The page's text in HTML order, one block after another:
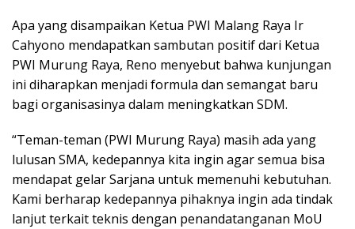
Apa yang disampaikan Ketua PWI Malang Raya Ir
Cahyono mendapatkan sambutan positif dari Ketua
PWI Murung Raya, Reno menyebut bahwa kunjungan
ini diharapkan menjadi formula dan semangat baru
bagi organisasinya dalam meningkatkan SDM.
“Teman-teman (PWI Murung Raya) masih ada yang
lulusan SMA, kedepannya kita ingin agar semua bisa
mendapat gelar Sarjana untuk memenuhi kebutuhan.
Kami berharap kedepannya pihaknya ingin ada tindak
lanjut terkait teknis dengan penandatanganan MoU